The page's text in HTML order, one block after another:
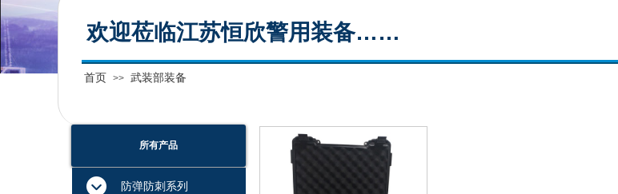
欢迎莅临江苏恒欣警用装备……
首页 >> 武装部装备
所有产品
防弹防刺系列